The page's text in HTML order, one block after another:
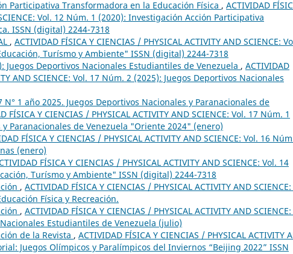
Participativa Transformadora en la Educación Física , ACTIVIDAD
Vol. 12 Núm. 1 (2020): Investigación Acción Participativa
ISSN (digital) 2244-7318
, ACTIVIDAD FÍSICA Y CIENCIAS / PHYSICAL ACTIVITY AND SCIENCE:
Turísmo y Ambiente" ISSN (digital) 2244-7318
Juegos Deportivos Nacionales Estudiantiles de Venezuela , ACTIVIDAD
AND SCIENCE: Vol. 17 Núm. 2 (2025): Juegos Deportivos Nacionales
N° 1 año 2025. Juegos Deportivos Nacionales y Paranacionales de
FÍSICA Y CIENCIAS / PHYSICAL ACTIVITY AND SCIENCE: Vol. 17 Núm. 1
Paranacionales de Venezuela "Oriente 2024" (enero)
FÍSICA Y CIENCIAS / PHYSICAL ACTIVITY AND SCIENCE: Vol. 16
(enero)
FÍSICA Y CIENCIAS / PHYSICAL ACTIVITY AND SCIENCE: Vol. 14
Turísmo y Ambiente" ISSN (digital) 2244-7318
, ACTIVIDAD FÍSICA Y CIENCIAS / PHYSICAL ACTIVITY AND
Física y Recreación.
, ACTIVIDAD FÍSICA Y CIENCIAS / PHYSICAL ACTIVITY AND
Estudiantiles de Venezuela (julio)
de la Revista , ACTIVIDAD FÍSICA Y CIENCIAS / PHYSICAL ACTIVITY
Juegos Olímpicos y Paralímpicos del Inviernos “Beijing 2022” ISSN